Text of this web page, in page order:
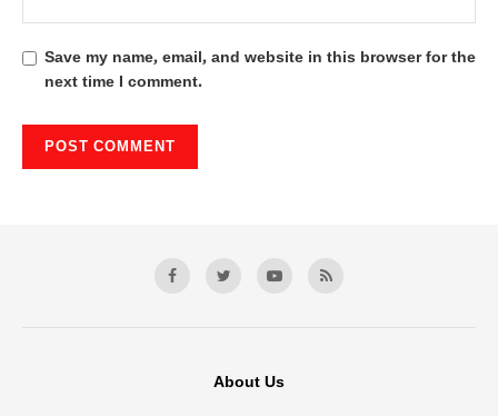
Save my name, email, and website in this browser for the
next time I comment.
About Us